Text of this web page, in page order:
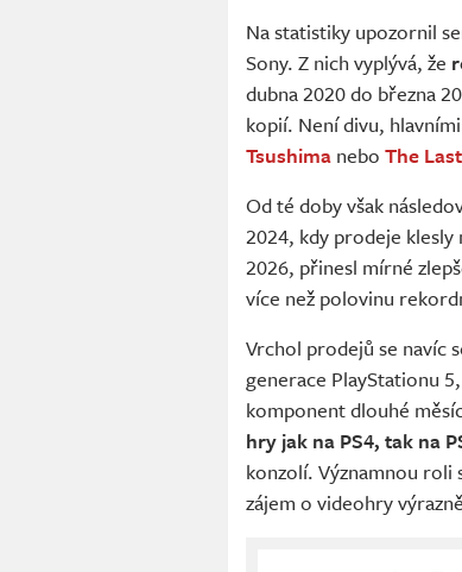
Na statistiky upozornil
Sony. Z nich vyplývá, že
dubna 2020 do března
kopií. Není divu,
Tsushima nebo The
Od té doby však
2024, kdy prodeje
2026, přinesl mírné
více než polovinu
Vrchol prodejů se navíc
generace PlayStationu
komponent dlouhé
hry jak na PS4, tak na
konzolí. Významnou roli
zájem o videohry